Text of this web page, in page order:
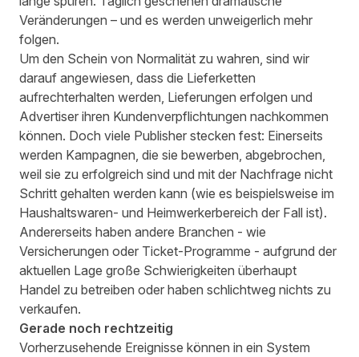
Veränderungen – und es werden unweigerlich mehr
folgen.
Um den Schein von Normalität zu wahren, sind wir
darauf angewiesen, dass die Lieferketten
aufrechterhalten werden, Lieferungen erfolgen und
Advertiser ihren Kundenverpflichtungen nachkommen
können. Doch viele Publisher stecken fest: Einerseits
werden Kampagnen, die sie bewerben, abgebrochen,
weil sie zu erfolgreich sind und mit der Nachfrage nicht
Schritt gehalten werden kann (wie es beispielsweise im
Haushaltswaren- und Heimwerkerbereich der Fall ist).
Andererseits haben andere Branchen - wie
Versicherungen oder Ticket-Programme - aufgrund der
aktuellen Lage große Schwierigkeiten überhaupt
Handel zu betreiben oder haben schlichtweg nichts zu
verkaufen.
Gerade noch rechtzeitig
Vorherzusehende Ereignisse können in ein System